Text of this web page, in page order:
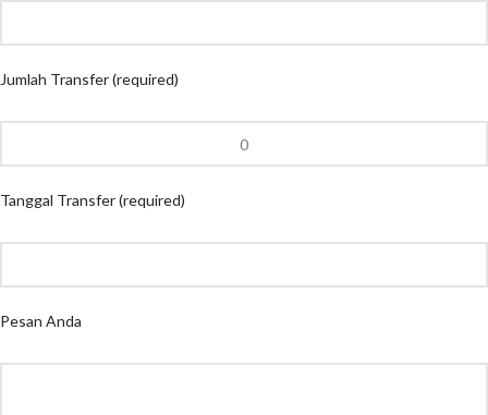
Jumlah Transfer (required)
Tanggal Transfer (required)
Pesan Anda